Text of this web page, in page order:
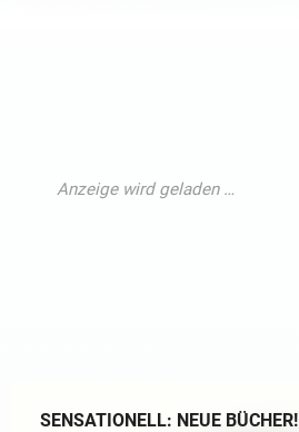
SENSATIONELL: NEUE BÜCHER!